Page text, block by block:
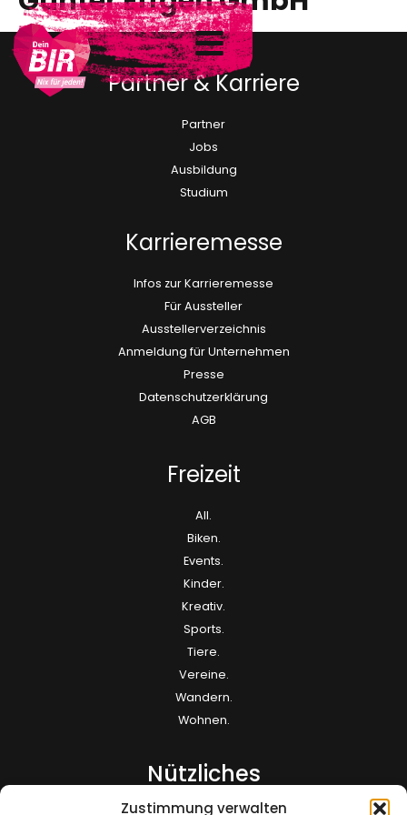
Zustimmung verwalten
Partner & Karriere
Partner
Jobs
Ausbildung
Studium
Karrieremesse
Infos zur Karrieremesse
Für Aussteller
Ausstellerverzeichnis
Anmeldung für Unternehmen
Presse
Datenschutzerklärung
AGB
Freizeit
All.
Biken.
Events.
Kinder.
Kreativ.
Sports.
Tiere.
Vereine.
Wandern.
Wohnen.
Nützliches